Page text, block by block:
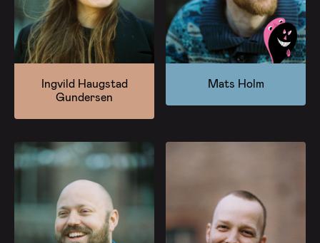
Ingvild Haugstad
Gundersen
Mats Holm